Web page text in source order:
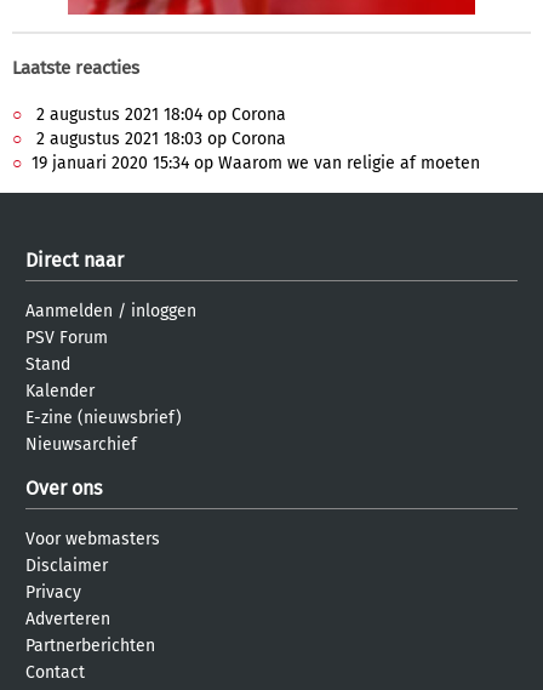
Laatste reacties
2 augustus 2021 18:04 op Corona
2 augustus 2021 18:03 op Corona
19 januari 2020 15:34 op Waarom we van religie af moeten
Direct naar
Aanmelden / inloggen
PSV Forum
Stand
Kalender
E-zine (nieuwsbrief)
Nieuwsarchief
Over ons
Voor webmasters
Disclaimer
Privacy
Adverteren
Partnerberichten
Contact